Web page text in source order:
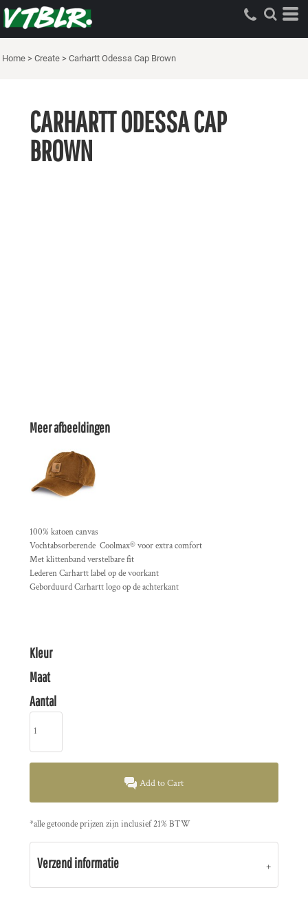
Home > Create > Carhartt Odessa Cap Brown
CARHARTT ODESSA CAP
BROWN
Meer afbeeldingen
100% katoen canvas
Vochtabsorberende Coolmax® voor extra comfort
Met klittenband verstelbare fit
Lederen Carhartt label op de voorkant
Geborduurd Carhartt logo op de achterkant
Kleur
Maat
Aantal
Add to Cart
*alle getoonde prijzen zijn inclusief 21% BTW
Verzend informatie